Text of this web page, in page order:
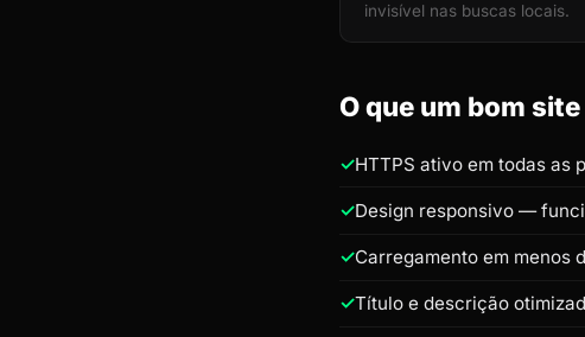
invisível nas buscas locais.
O que um bom
HTTPS ativo em todas as
Design responsivo —
Carregamento em menos
Título e descrição